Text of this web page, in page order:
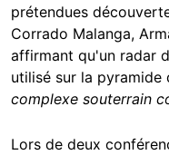
prétendues
Corrado Malanga,
affirmant qu'un radar
utilisé sur la pyramide
complexe souterrain
Lors de deux